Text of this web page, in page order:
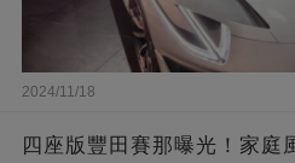
2024/11/18
四座版豐田賽那曝光！家庭